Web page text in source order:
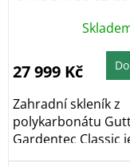
Průměrné
hodnocení
4,9
z
hvězdiček.
27 999 Kč
Zahradní skleník z
polykarbonátu
Gardentec Classic
obloukový